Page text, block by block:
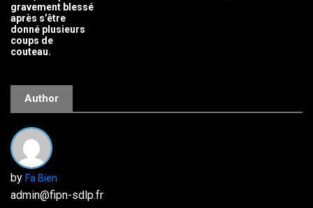
gravement blessé
après s’être
donné plusieurs
coups de
couteau.
Author
by Fa Bien
admin@fipn-sdlp.fr